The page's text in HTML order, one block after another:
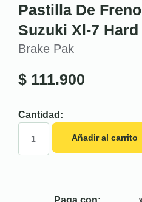
Pastilla De
Suzuki Xl-7
Brake Pak
$ 111.900
Cantidad:
Añadir al carrito
Paga con: